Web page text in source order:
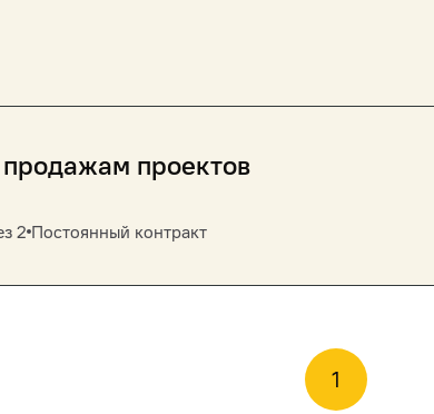
проектов
2 Постоянный контракт
1